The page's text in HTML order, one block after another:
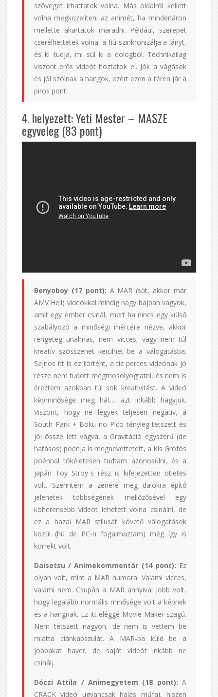
szöveget írhattatok volna. Más oldalról kellett
volna megközelíteni az animét, ha mindenáron
mellette akartatok maradni. Például, szerepet
cserélhettetek volna, a fiú szinkronizálja a lányt,
és ki tudja, mi sül ki a dologból. Technikailag
viszont erős videót hoztatok el. Jók a vágások
és jól szólnak a hangok, ezért ezen a téren jár a
piros pont.
4. helyezett: Yeti Mester – MASZE
egyveleg (83 pont)
Benyoboy (17 pont): A MAR (sőt, akkor már
AMV Hell) videókkal mindig nagy bajban vagyok,
amit egy ember csinál, mert ha nincs egy külső
szabályozó a minőségi mércére nézve, akkor
rengeteg unalmas, nem vicces, vagy nem túl
kreatív szösszenet kerülhet be a válogatásba.
Sajnos itt is ez történt, a tíz perces videónak jó
része nem tudott megmosolyogtatni, és nem is
éreztem azokban túl sok kreativitást. A videó
képminősége meg hát… azt inkább hagyjuk.
Viszont, hogy ne legyek teljesen negatív, a
South Park + Boku no Pico tényleg tetszett és
jól össze lett vágva, a Gravitáció egyszerű (de
hatásos) poénja is megnevettetett, a Kis Grófós
poénnal tökéletesen tudtam azonosulni, és a
japán Toy Stroy-s rész is kifejezetten ötletes
volt. Szerintem a zenére meg dalokra építő
jelenetek többségének mellőzősével egy
koherensebb videót lehetett volna csinálni, de
ez a hazai MAR stílusát követő válogatások
közül (hú de PC-n fogalmaztam) még így is
korrekt volt.
Daisetsu / Animekommentár (14 pont): Ez
olyan volt, mint a MAR humora. Valami vicces,
valami nem. Csupán a MAR annyival jobb volt,
hogy legalább normális minősége volt a képnek
és a hangnak. Ez itt eléggé Movie Maker szagú.
Nem tetszett nagyon, de nem is vettem be
miatta ciánkapszulát. A MAR-ba küld be a
jobbakat haver, de saját videót inkább ne
csinálj.
Dóczi Attila / Animegyetem (18 pont): A
CRACK videó ugyancsak hálás műfaj, hiszen